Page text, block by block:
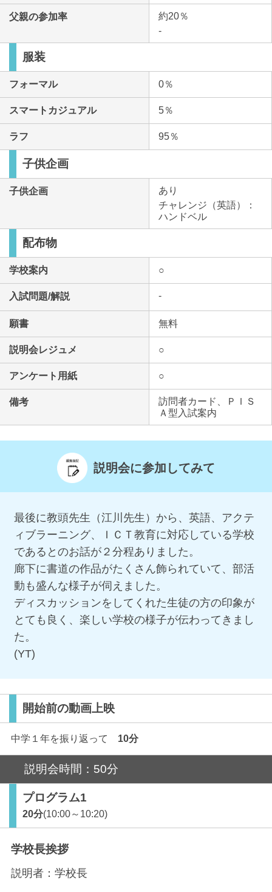
父親の参加率
約20％
-
服装
フォーマル 0％
スマートカジュアル 5％
ラフ 95％
子供企画
子供企画
あり
チャレンジ（英語）：
ハンドベル
配布物
学校案内 ○
入試問題/解説 -
願書 無料
説明会レジュメ ○
アンケート用紙 ○
備考
訪問者カード、ＰＩＳ
Ａ型入試案内
説明会に参加してみて
最後に教頭先生（江川先生）から、英語、アクテ
ィブラーニング、ＩＣＴ教育に対応している学校
であるとのお話が２分程ありました。
廊下に書道の作品がたくさん飾られていて、部活
動も盛んな様子が伺えました。
ディスカッションをしてくれた生徒の方の印象が
とても良く、楽しい学校の様子が伝わってきまし
た。
(YT)
開始前の動画上映
中学１年を振り返って 10分
説明会時間：50分
プログラム1
20分(10:00～10:20)
学校長挨拶
説明者： 学校長